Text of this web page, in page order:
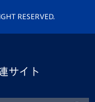
RESERVED.
サイト